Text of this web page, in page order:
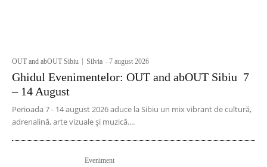
OUT and abOUT Sibiu Silvia -7 august 2026
Ghidul Evenimentelor: OUT and abOUT Sibiu 7
– 14 August
Perioada 7 - 14 august 2026 aduce la Sibiu un mix vibrant de cultură,
adrenalină, arte vizuale și muzică....
Eveniment